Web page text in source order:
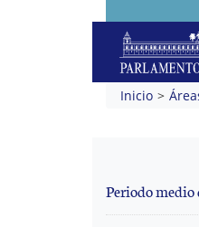
Inicio
Periodo medio